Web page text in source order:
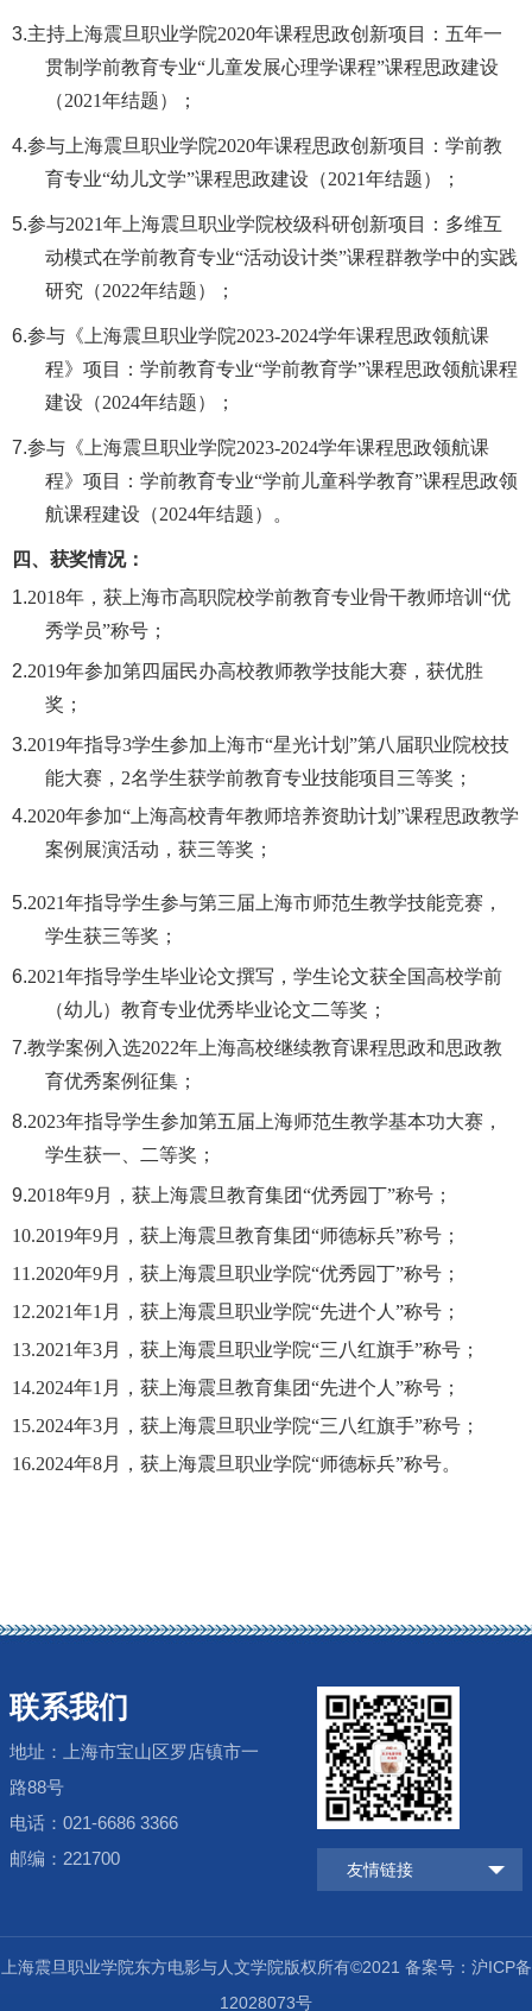
3.主持上海震旦职业学院2020年课程思政创新项目：五年一
贯制学前教育专业“儿童发展心理学课程”课程思政建设
（2021年结题）；
4.参与上海震旦职业学院2020年课程思政创新项目：学前教
育专业“幼儿文学”课程思政建设（2021年结题）；
5.参与2021年上海震旦职业学院校级科研创新项目：多维互
动模式在学前教育专业“活动设计类”课程群教学中的实践
研究（2022年结题）；
6.参与《上海震旦职业学院2023-2024学年课程思政领航课
程》项目：学前教育专业“学前教育学”课程思政领航课程
建设（2024年结题）；
7.参与《上海震旦职业学院2023-2024学年课程思政领航课
程》项目：学前教育专业“学前儿童科学教育”课程思政领
航课程建设（2024年结题）。
四、获奖情况：
1.2018年，获上海市高职院校学前教育专业骨干教师培训“优
秀学员”称号；
2.2019年参加第四届民办高校教师教学技能大赛，获优胜
奖；
3.2019年指导3学生参加上海市“星光计划”第八届职业院校技
能大赛，2名学生获学前教育专业技能项目三等奖；
4.2020年参加“上海高校青年教师培养资助计划”课程思政教学
案例展演活动，获三等奖；
5.2021年指导学生参与第三届上海市师范生教学技能竞赛，
学生获三等奖；
6.2021年指导学生毕业论文撰写，学生论文获全国高校学前
（幼儿）教育专业优秀毕业论文二等奖；
7.教学案例入选2022年上海高校继续教育课程思政和思政教
育优秀案例征集；
8.2023年指导学生参加第五届上海师范生教学基本功大赛，
学生获一、二等奖；
9.2018年9月，获上海震旦教育集团“优秀园丁”称号；
10.2019年9月，获上海震旦教育集团“师德标兵”称号；
11.2020年9月，获上海震旦职业学院“优秀园丁”称号；
12.2021年1月，获上海震旦职业学院“先进个人”称号；
13.2021年3月，获上海震旦职业学院“三八红旗手”称号；
14.2024年1月，获上海震旦教育集团“先进个人”称号；
15.2024年3月，获上海震旦职业学院“三八红旗手”称号；
16.2024年8月，获上海震旦职业学院“师德标兵”称号。
联系我们
地址：上海市宝山区罗店镇市一
路88号
电话：021-6686 3366
邮编：221700
友情链接
上海震旦职业学院东方电影与人文学院版权所有©2021 备案号：沪ICP备
12028073号